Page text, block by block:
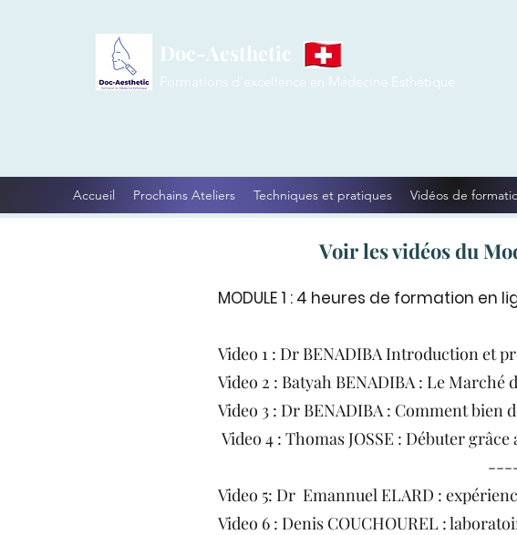
Doc-Aesthetic
Formations d'excellence en Médecine Esthétique
Accueil Prochains Ateliers Techniques et pratiques Vidéos de
Voir les vidéos du
MODULE 1 : 4 heures de formation en
Video 1 : Dr BENADIBA Introduction et
Video 2 : Batyah BENADIBA : Le Marché
Video 3 : Dr BENADIBA : Comment
Video 4 : Thomas JOSSE : Débuter grâce
Video 5: Dr Emannuel ELARD :
Video 6 : Denis COUCHOUREL :